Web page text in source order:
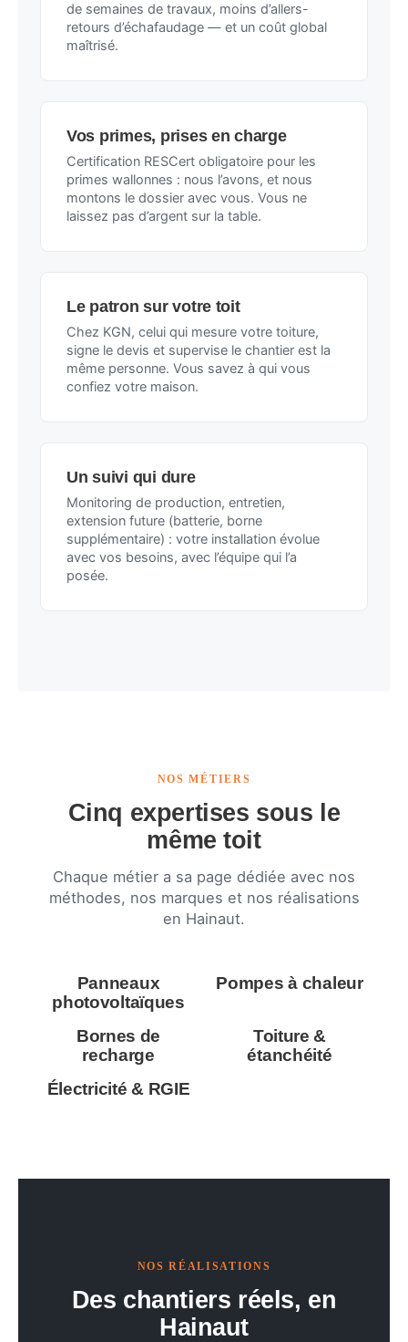
de semaines de travaux, moins d’allers-
retours d’échafaudage — et un coût global
maîtrisé.
Vos primes, prises en charge
Certification RESCert obligatoire pour les
primes wallonnes : nous l’avons, et nous
montons le dossier avec vous. Vous ne
laissez pas d’argent sur la table.
Le patron sur votre toit
Chez KGN, celui qui mesure votre toiture,
signe le devis et supervise le chantier est la
même personne. Vous savez à qui vous
confiez votre maison.
Un suivi qui dure
Monitoring de production, entretien,
extension future (batterie, borne
supplémentaire) : votre installation évolue
avec vos besoins, avec l’équipe qui l’a
posée.
NOS MÉTIERS
Cinq expertises sous le
même toit
Chaque métier a sa page dédiée avec nos
méthodes, nos marques et nos réalisations
en Hainaut.
Panneaux
photovoltaïques
Pompes à chaleur
Bornes de
recharge
Toiture &
étanchéité
Électricité & RGIE
NOS RÉALISATIONS
Des chantiers réels, en
Hainaut